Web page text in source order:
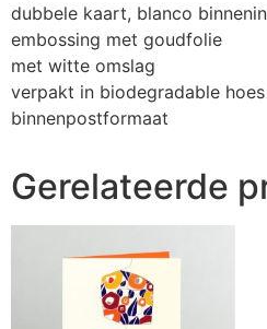
dubbele kaart, blanco binnenin
embossing met goudfolie
met witte omslag
verpakt in biodegradable hoes
binnenpostformaat
Gerelateerde